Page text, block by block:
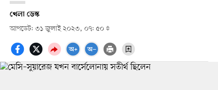
খেলা ডেস্ক
আপডেট: ৩১ জুলাই ২০২৩, ০৭: ৫০